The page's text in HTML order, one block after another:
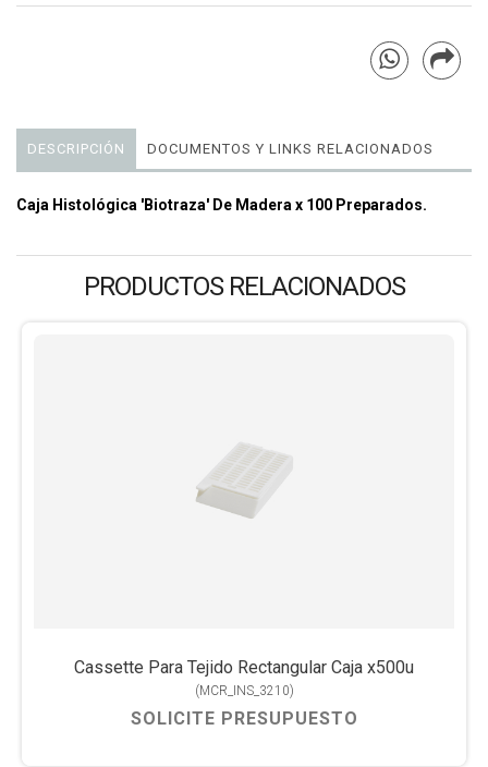
DESCRIPCIÓN DOCUMENTOS Y LINKS RELACIONADOS
Caja Histológica 'Biotraza' De Madera x 100 Preparados.
PRODUCTOS RELACIONADOS
Cassette Para Tejido Rectangular Caja x500u
(MCR_INS_3210)
SOLICITE PRESUPUESTO